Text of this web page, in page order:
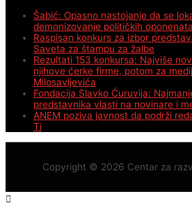
Šabić: Opasno nastojanje da se
demonizovanje političkih oponenata
Raspisan konkurs za izbor
Saveta za štampu za žalbe
Rezultati 153 konkursa: Najviše
njihove ćerke firme, potom za
Milosavljevića
Fondacija Slavko Ćuruvija:
predstavnika vlasti na novinare i
ANEM poziva javnost da podrži
Ti
Copyright © 2026 Centar za